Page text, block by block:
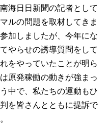
海日日新聞の記者として
ルの問題を取材してきま
加しましたが、今年にな
やらせの誘導質問をして
をやっていたことが明ら
原発稼働の動きが強まっ
中で、私たちの運動もひ
を皆さんとともに提訴で